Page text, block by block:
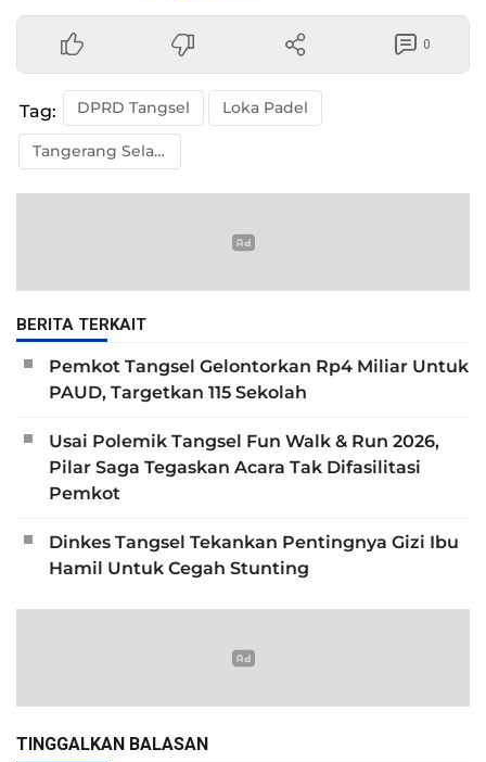
0
Tag: DPRD Tangsel Loka Padel
Tangerang Selatan
BERITA TERKAIT
Pemkot Tangsel Gelontorkan Rp4 Miliar Untuk
PAUD, Targetkan 115 Sekolah
Usai Polemik Tangsel Fun Walk & Run 2026,
Pilar Saga Tegaskan Acara Tak Difasilitasi
Pemkot
Dinkes Tangsel Tekankan Pentingnya Gizi Ibu
Hamil Untuk Cegah Stunting
TINGGALKAN BALASAN